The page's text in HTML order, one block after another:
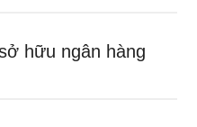
hữu ngân hàng